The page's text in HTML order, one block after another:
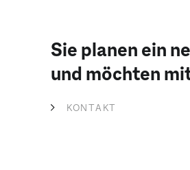
Sie planen ein
und möchten
KONTAKT